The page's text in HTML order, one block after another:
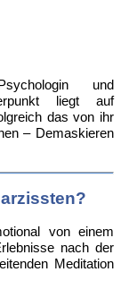
und
liegt auf
das von ihr
– Demaskieren
von einem
nach der
Meditation